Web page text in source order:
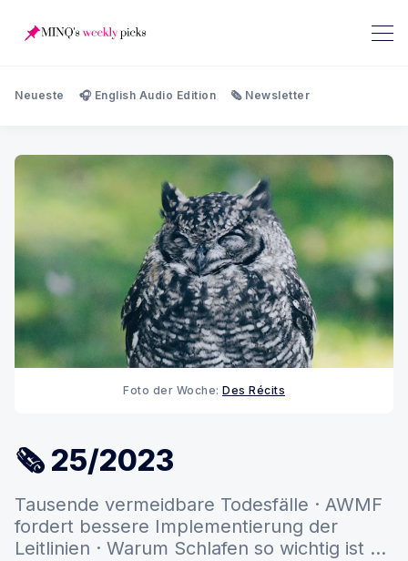
Neueste 🎧 English Audio Edition 🗞️ Newsletter
Foto der Woche: Des Récits
🗞 25/2023
Tausende vermeidbare Todesfälle · AWMF
fordert bessere Implementierung der
Leitlinien · Warum Schlafen so wichtig ist ...